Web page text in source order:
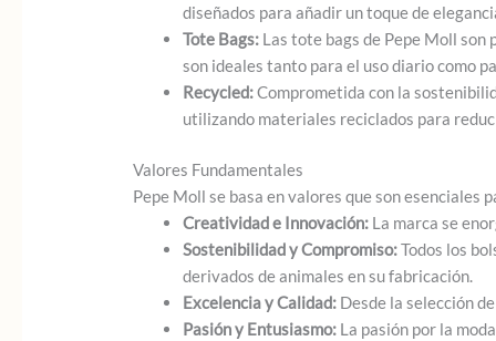
diseñados para añadir un toque de
Tote Bags: Las tote bags de Pepe Moll
son ideales tanto para el uso diario como
Recycled:Comprometida con la
utilizando materiales reciclados para
Valores Fundamentales
Pepe Moll se basa en valores que son esenciales
Creatividad e Innovación: La marca se
Sostenibilidad y Compromiso:Todos los
derivados de animales en su fabricación.
Excelencia y Calidad: Desde la selección
Pasión y Entusiasmo: La pasión por la